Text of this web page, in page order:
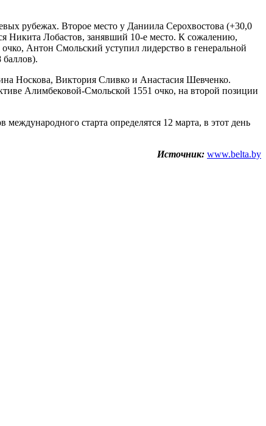
рубежах. Второе место у Даниила Серохвостова (+30,0
Никита Лобастов, занявший 10-е место. К сожалению,
Антон Смольский уступил лидерство в генеральной
Носкова, Виктория Сливко и Анастасия Шевченко.
Алимбековой-Смольской 1551 очко, на второй позиции
старта определятся 12 марта, в этот день
Источник: www.belta.by